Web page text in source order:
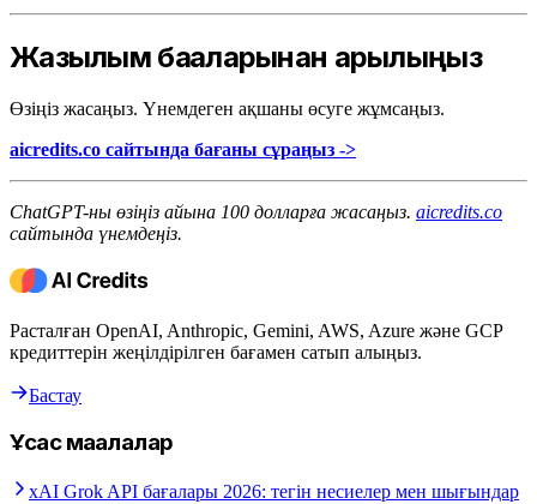
Жазылым бағаларынан арылыңыз
Өзіңіз жасаңыз. Үнемдеген ақшаны өсуге жұмсаңыз.
aicredits.co сайтында бағаны сұраңыз ->
ChatGPT-ны өзіңіз айына 100 долларға жасаңыз. aicredits.co
сайтында үнемдеңіз.
Расталған OpenAI, Anthropic, Gemini, AWS, Azure және GCP
кредиттерін жеңілдірілген бағамен сатып алыңыз.
Бастау
Ұқсас мақалалар
xAI Grok API бағалары 2026: тегін несиелер мен шығындар